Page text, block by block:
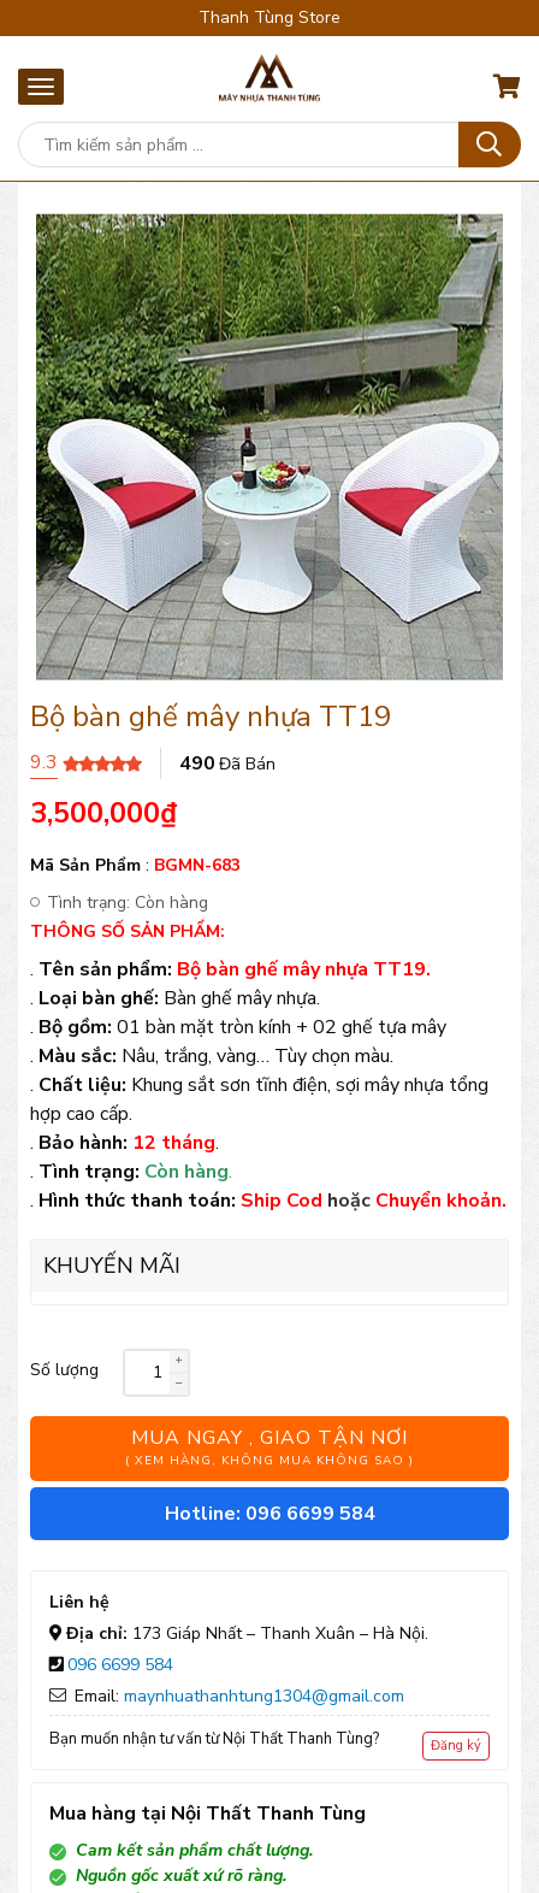
Thanh Tùng Store
Bộ bàn ghế mây nhựa TT19
9.3 490 Đã Bán
3,500,000₫
Mã Sản Phẩm : BGMN-683
Tình trạng: Còn hàng
THÔNG SỐ SẢN PHẨM:
. Tên sản phẩm: Bộ bàn ghế mây nhựa TT19.
. Loại bàn ghế: Bàn ghế mây nhựa.
. Bộ gồm: 01 bàn mặt tròn kính + 02 ghế tựa mây
. Màu sắc: Nâu, trắng, vàng… Tùy chọn màu.
. Chất liệu: Khung sắt sơn tĩnh điện, sợi mây nhựa tổng
hợp cao cấp.
. Bảo hành: 12 tháng.
. Tình trạng: Còn hàng.
. Hình thức thanh toán: Ship Cod hoặc Chuyển khoản.
KHUYẾN MÃI
Số lượng
Bộ
bàn
ghế
nhựa
số
lượng
MUA NGAY , GIAO TẬN NƠI
( XEM HÀNG, KHÔNG MUA KHÔNG SAO )
Hotline: 096 6699 584
Liên hệ
Địa chỉ: 173 Giáp Nhất – Thanh Xuân – Hà Nội.
096 6699 584
Email: maynhuathanhtung1304@gmail.com
Bạn muốn nhận tư vấn từ Nội Thất Thanh Tùng? Đăng ký
Mua hàng tại Nội Thất Thanh Tùng
Cam kết sản phẩm chất lượng.
Nguồn gốc xuất xứ rõ ràng.